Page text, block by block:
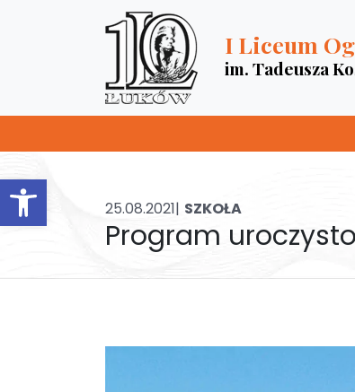
Otwórz pasek narzędzi
I Liceum
im. Tadeusza
25.08.2021| SZKOŁA
Program